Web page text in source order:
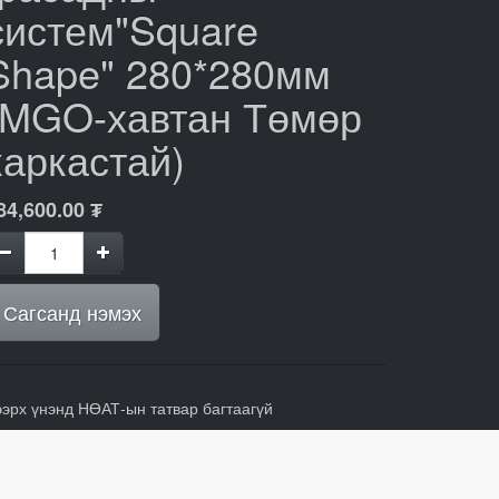
280*280мм
хавтан Төмөр
₮
Сагсанд нэмэх
үнэнд НӨАТ-ын татвар багтаагүй